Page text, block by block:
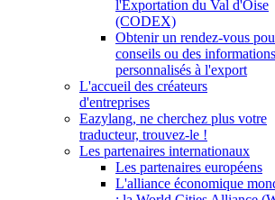
l'Exportation du Val d'Oise
(CODEX)
Obtenir un rendez-vous
conseils ou des informations
personnalisés à l'export
L'accueil des créateurs
d'entreprises
Eazylang, ne cherchez plus votre
traducteur, trouvez-le !
Les partenaires internationaux
Les partenaires européens
L'alliance économique